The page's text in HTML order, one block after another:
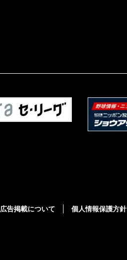
広告掲載について 個人情報保護方針